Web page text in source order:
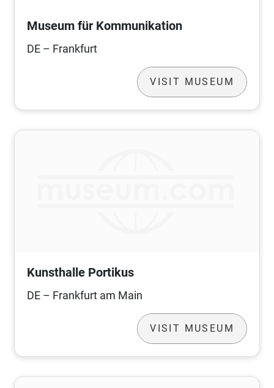
Museum für Kommunikation
DE – Frankfurt
VISIT MUSEUM
Kunsthalle Portikus
DE – Frankfurt am Main
VISIT MUSEUM